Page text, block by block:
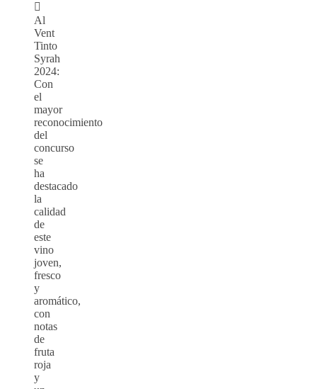

Al
Vent
Tinto
Syrah
2024:
Con
el
mayor
reconocimiento
del
concurso
se
ha
destacado
la
calidad
de
este
vino
joven,
fresco
y
aromático,
con
notas
de
fruta
roja
y